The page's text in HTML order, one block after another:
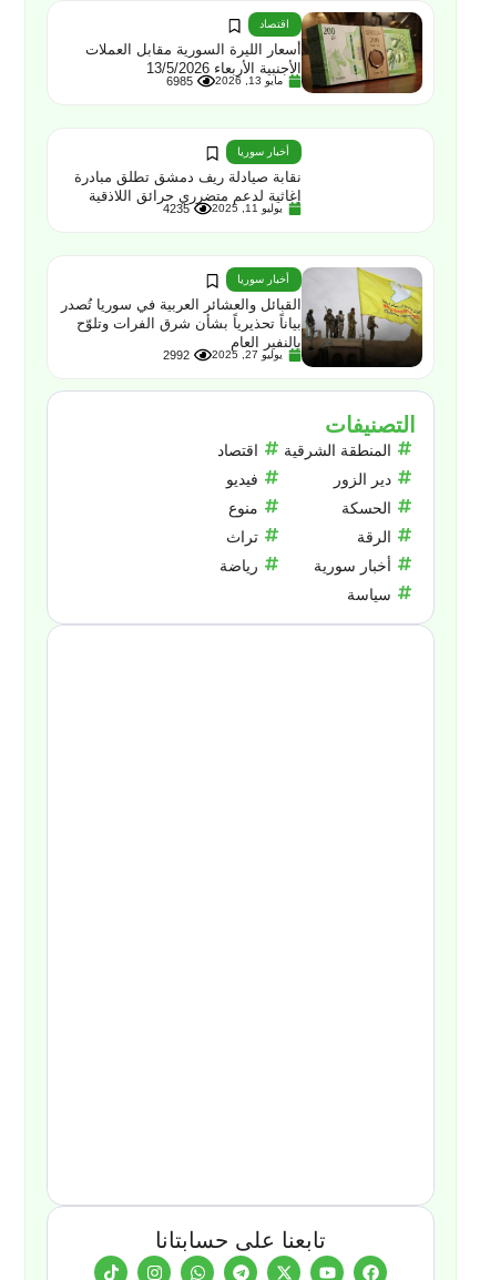
اقتصاد
أسعار الليرة السورية مقابل العملات
الأجنبية الأربعاء 13/5/2026
مايو 13, 2026 6985
أخبار سوريا
نقابة صيادلة ريف دمشق تطلق مبادرة
إغاثية لدعم متضرري حرائق اللاذقية
يوليو 11, 2025 4235
أخبار سوريا
القبائل والعشائر العربية في سوريا تُصدر
بياناً تحذيرياً بشأن شرق الفرات وتلوّح
بالنفير العام
يوليو 27, 2025 2992
التصنيفات
المنطقة الشرقية
دير الزور
الحسكة
الرقة
أخبار سورية
سياسة
اقتصاد
فيديو
منوع
تراث
رياضة
تابعنا على حسابتانا